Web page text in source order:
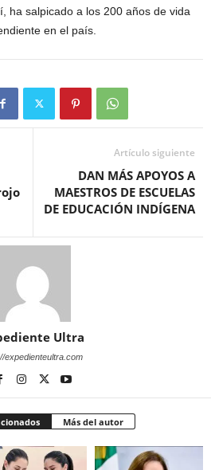
ha salpicado a los 200 años de vida
en el país.
Artículo siguiente
DAN MÁS APOYOS A
MAESTROS DE ESCUELAS
DE EDUCACIÓN INDÍGENA
Ultra
expedienteultra.com
Más del autor